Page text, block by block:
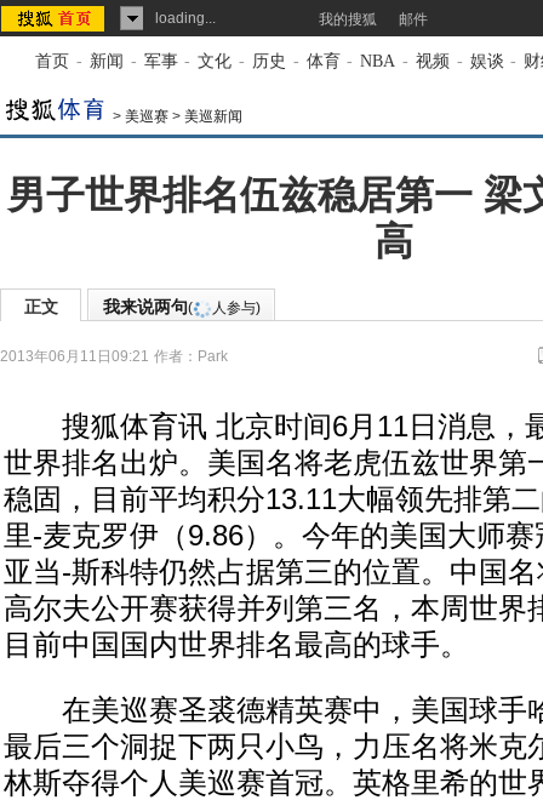
loading... 我的搜狐 邮件
首页 - 新闻 - 军事 - 文化 - 历史 - 体育 - NBA - 视频 - 娱谈 -
> 美巡赛 > 美巡新闻
男子世界排名伍兹稳居第一 梁
高
正文 我来说两句( 人参与)
2013年06月11日09:21 作者：Park
搜狐体育讯 北京时间6月11日消息，
世界排名出炉。美国名将老虎伍兹世界第
稳固，目前平均积分13.11大幅领先排第
里-麦克罗伊（9.86）。今年的美国大师
亚当-斯科特仍然占据第三的位置。中国
高尔夫公开赛获得并列第三名，本周世界
目前中国国内世界排名最高的球手。
在美巡赛圣裘德精英赛中，美国球手
最后三个洞捉下两只小鸟，力压名将米克
林斯夺得个人美巡赛首冠。英格里希的世